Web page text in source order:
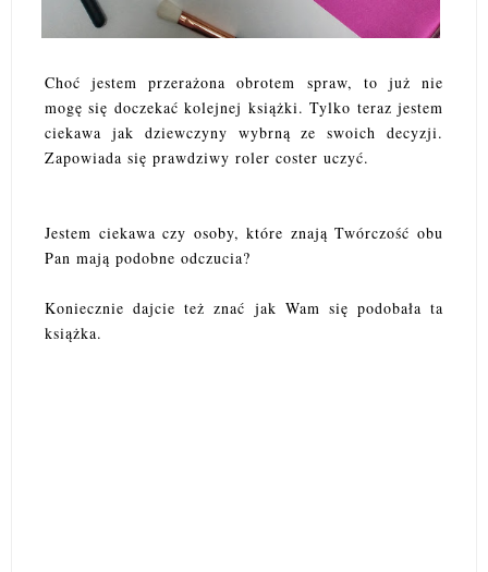
Choć jestem przerażona obrotem spraw, to już nie
mogę się doczekać kolejnej książki. Tylko teraz jestem
ciekawa jak dziewczyny wybrną ze swoich decyzji.
Zapowiada się prawdziwy roler coster uczyć.
Jestem ciekawa czy osoby, które znają Twórczość obu
Pan mają podobne odczucia?
Koniecznie dajcie też znać jak Wam się podobała ta
książka.